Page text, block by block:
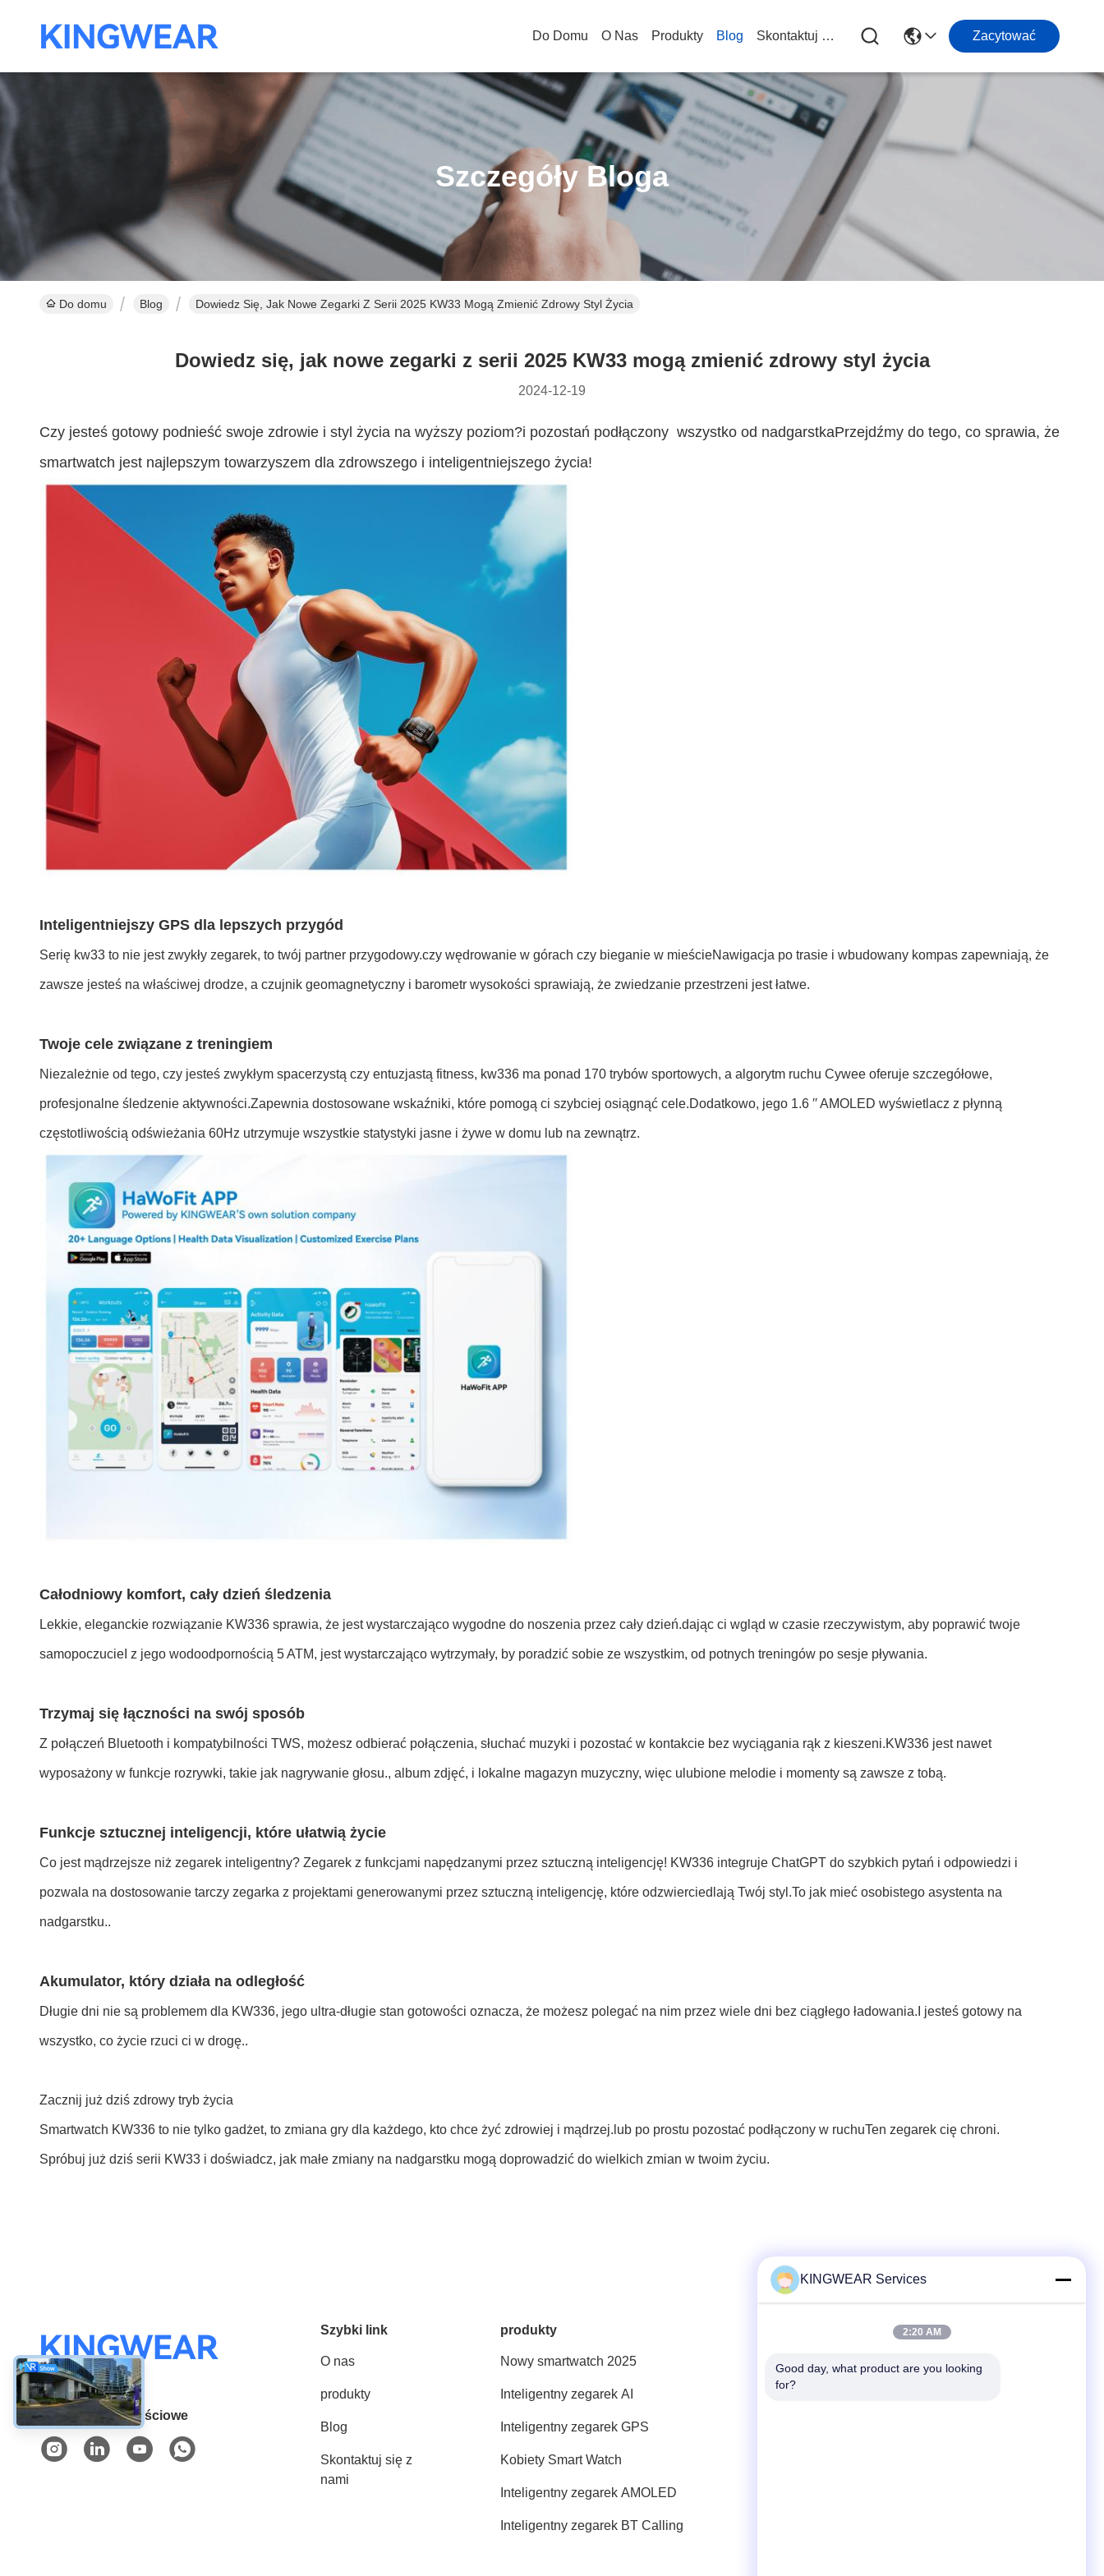
Do Domu O Nas Produkty Blog Skontaktuj Się Z Nami Zacytować
Szczegóły Bloga
Do domu Blog Dowiedz Się, Jak Nowe Zegarki Z Serii 2025 KW33 Mogą Zmienić Zdrowy Styl Życia
Dowiedz się, jak nowe zegarki z serii 2025 KW33 mogą zmienić zdrowy styl życia
2024-12-19
Czy jesteś gotowy podnieść swoje zdrowie i styl życia na wyższy poziom?i pozostań podłączony  wszystko od nadgarstkaPrzejdźmy do tego, co sprawia, że
smartwatch jest najlepszym towarzyszem dla zdrowszego i inteligentniejszego życia!
Inteligentniejszy GPS dla lepszych przygód
Serię kw33 to nie jest zwykły zegarek, to twój partner przygodowy.czy wędrowanie w górach czy bieganie w mieścieNawigacja po trasie i wbudowany kompas zapewniają, że
zawsze jesteś na właściwej drodze, a czujnik geomagnetyczny i barometr wysokości sprawiają, że zwiedzanie przestrzeni jest łatwe.
Twoje cele związane z treningiem
Niezależnie od tego, czy jesteś zwykłym spacerzystą czy entuzjastą fitness, kw336 ma ponad 170 trybów sportowych, a algorytm ruchu Cywee oferuje szczegółowe,
profesjonalne śledzenie aktywności.Zapewnia dostosowane wskaźniki, które pomogą ci szybciej osiągnąć cele.Dodatkowo, jego 1.6 ′′ AMOLED wyświetlacz z płynną
częstotliwością odświeżania 60Hz utrzymuje wszystkie statystyki jasne i żywe w domu lub na zewnątrz.
Całodniowy komfort, cały dzień śledzenia
Lekkie, eleganckie rozwiązanie KW336 sprawia, że jest wystarczająco wygodne do noszenia przez cały dzień.dając ci wgląd w czasie rzeczywistym, aby poprawić twoje
samopoczucieI z jego wodoodpornością 5 ATM, jest wystarczająco wytrzymały, by poradzić sobie ze wszystkim, od potnych treningów po sesje pływania.
Trzymaj się łączności na swój sposób
Z połączeń Bluetooth i kompatybilności TWS, możesz odbierać połączenia, słuchać muzyki i pozostać w kontakcie bez wyciągania rąk z kieszeni.KW336 jest nawet
wyposażony w funkcje rozrywki, takie jak nagrywanie głosu., album zdjęć, i lokalne magazyn muzyczny, więc ulubione melodie i momenty są zawsze z tobą.
Funkcje sztucznej inteligencji, które ułatwią życie
Co jest mądrzejsze niż zegarek inteligentny? Zegarek z funkcjami napędzanymi przez sztuczną inteligencję! KW336 integruje ChatGPT do szybkich pytań i odpowiedzi i
pozwala na dostosowanie tarczy zegarka z projektami generowanymi przez sztuczną inteligencję, które odzwierciedlają Twój styl.To jak mieć osobistego asystenta na
nadgarstku..
Akumulator, który działa na odległość
Długie dni nie są problemem dla KW336, jego ultra-długie stan gotowości oznacza, że możesz polegać na nim przez wiele dni bez ciągłego ładowania.I jesteś gotowy na
wszystko, co życie rzuci ci w drogę..
Zacznij już dziś zdrowy tryb życia
Smartwatch KW336 to nie tylko gadżet, to zmiana gry dla każdego, kto chce żyć zdrowiej i mądrzej.lub po prostu pozostać podłączony w ruchuTen zegarek cię chroni.
Spróbuj już dziś serii KW33 i doświadcz, jak małe zmiany na nadgarstku mogą doprowadzić do wielkich zmian w twoim życiu.
Media społecznościowe
Szybki link
O nas
produkty
Blog
Skontaktuj się z
nami
produkty
Nowy smartwatch 2025
Inteligentny zegarek AI
Inteligentny zegarek GPS
Kobiety Smart Watch
Inteligentny zegarek AMOLED
Inteligentny zegarek BT ​​Calling
Tel.
KINGWEAR Services
2:20 AM
Good day, what product are you looking
for?